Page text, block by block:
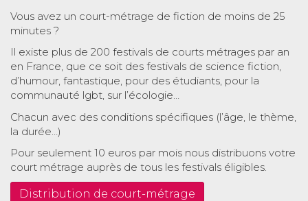
Vous avez un court-métrage de fiction de moins de 25
minutes ?
Il existe plus de 200 festivals de courts métrages par an
en France, que ce soit des festivals de science fiction,
d’humour, fantastique, pour des étudiants, pour la
communauté lgbt, sur l’écologie…
Chacun avec des conditions spécifiques (l’âge, le thème,
la durée…)
Pour seulement 10 euros par mois nous distribuons votre
court métrage auprès de tous les festivals éligibles.
Distribution de court-métrage